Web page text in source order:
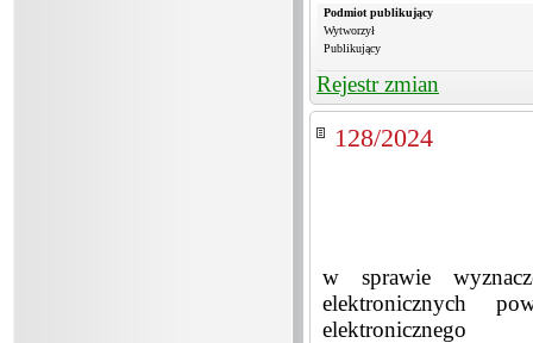
Podmiot publikujący
Wytworzył
Publikujący
Rejestr zmian
128/2024
w sprawie
elektronicznych
elektronicznego